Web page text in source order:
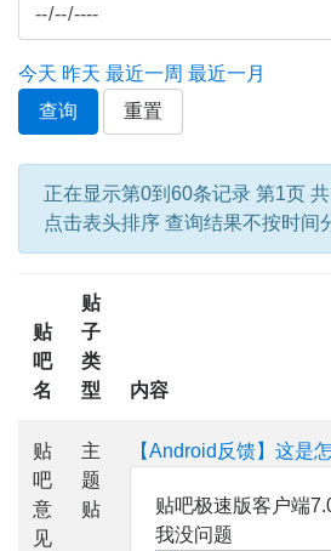
今天 昨天 最近一周 最近一月
查询
重置
正在显示第0到60条记录 第1页
点击表头排序 查询结果不按时间
贴
吧
名
贴
子
类
型
内容
贴
吧
意
见
主
题
贴
【Android反馈】这是
贴吧极速版客户端
我没问题